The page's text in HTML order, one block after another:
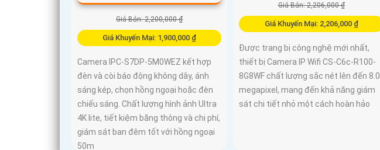
Giá Bán: 2,200,000 ₫
Giá Khuyến Mại: 1,900,000 ₫
Camera IPC-S7DP-5M0WEZ kết hợp
đèn và còi báo động không dây, ánh
sáng kép, chọn hồng ngoại hoặc đèn
chiếu sáng. Chất lượng hình ảnh Ultra
4K lite, tiết kiệm băng thông và chi phí,
giám sát ban đêm tốt với hồng ngoại
50m
Giá Bán: 2,206,000 ₫
Giá Khuyến Mại: 2,206,000 ₫
Được trang bị công nghệ mới nhất,
thiết bị Camera IP Wifi CS-C6c-R100-
8G8WF chất lượng sắc nét lên đến 8.0
megapixel, mang đến khả năng giám
sát chi tiết nhỏ một cách hoàn hảo